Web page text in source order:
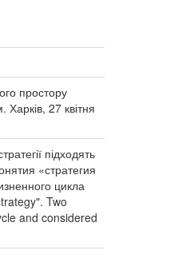
простору
27 квітня
підходять
«стратегия
цикла
Two
and considered